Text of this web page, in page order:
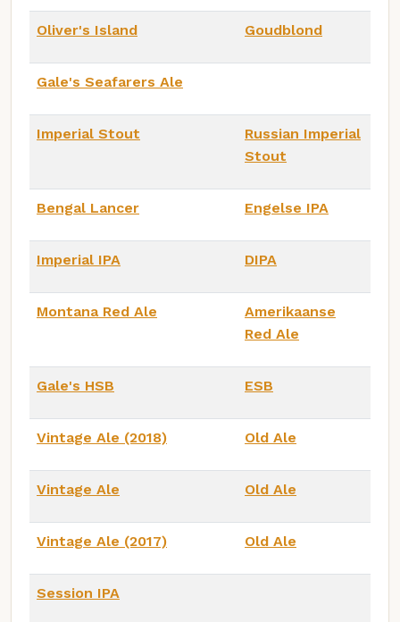
Oliver's Island Goudblond
Gale's Seafarers Ale
Imperial Stout
Russian Imperial
Stout
Bengal Lancer Engelse IPA
Imperial IPA DIPA
Montana Red Ale
Amerikaanse
Red Ale
Gale's HSB ESB
Vintage Ale (2018) Old Ale
Vintage Ale Old Ale
Vintage Ale (2017) Old Ale
Session IPA